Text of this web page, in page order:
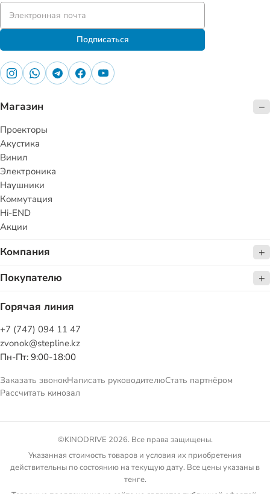
Подписаться
Магазин
Проекторы
Акустика
Винил
Электроника
Наушники
Коммутация
Hi-END
Акции
Компания
Покупателю
Горячая линия
+7 (747) 094 11 47
zvonok@stepline.kz
Пн-Пт: 9:00-18:00
Заказать звонокНаписать руководителюСтать партнёром
Рассчитать кинозал
©KINODRIVE 2026. Все права защищены.
Указанная стоимость товаров и условия их приобретения
действительны по состоянию на текущую дату. Все цены указаны в
тенге.